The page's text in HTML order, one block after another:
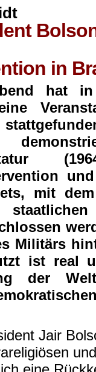
in
hat
mit
Militärs
ist real
der
Jair